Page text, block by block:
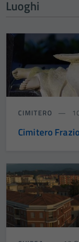
Luoghi
CIMITERO
Cimitero